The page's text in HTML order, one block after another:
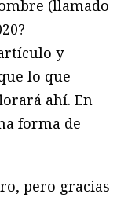
(llamado
y
lo que
ahí. En
forma de
pero gracias